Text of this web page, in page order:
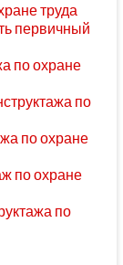
труда
первичный
по охране
по
по охране
по охране
по